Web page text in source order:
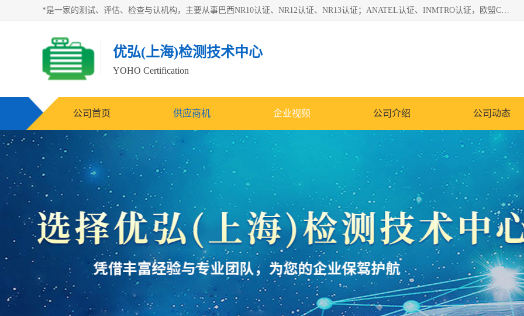
*是一家的测试、评估、检查与认机构，主要从事巴西NR10认证、NR12认证、NR13认证；ANATEL认证、INMTRO认证，欧盟CE认证：MD认证，PED认证，MID认证，ATEX认证，德国蓝色天使认证。
优弘(上海)检测技术中心
YOHO Certification
公司首页 供应商机 企业视频 公司介绍 公司动态